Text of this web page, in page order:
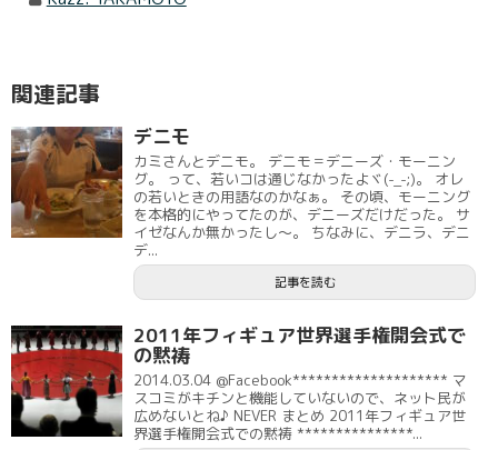
関連記事
デニモ
カミさんとデニモ。 デニモ＝デニーズ・モーニン
グ。 って、若いコは通じなかったよヾ(-_-;)。 オレ
の若いときの用語なのかなぁ。 その頃、モーニング
を本格的にやってたのが、デニーズだけだった。 サ
イゼなんか無かったし～。 ちなみに、デニラ、デニ
デ...
記事を読む
2011年フィギュア世界選手権開会式で
の黙祷
2014.03.04 @Facebook******************** マ
スコミがキチンと機能していないので、ネット民が
広めないとね♪ NEVER まとめ 2011年フィギュア世
界選手権開会式での黙祷 ***************...